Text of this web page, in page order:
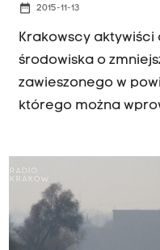
date_range 2015-11-13
Krakowscy
środowiska o
zawieszonego w
którego można
Węgrzech.